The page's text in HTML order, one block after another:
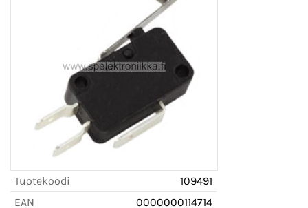
Tuotekoodi
109491
EAN
0000000114714